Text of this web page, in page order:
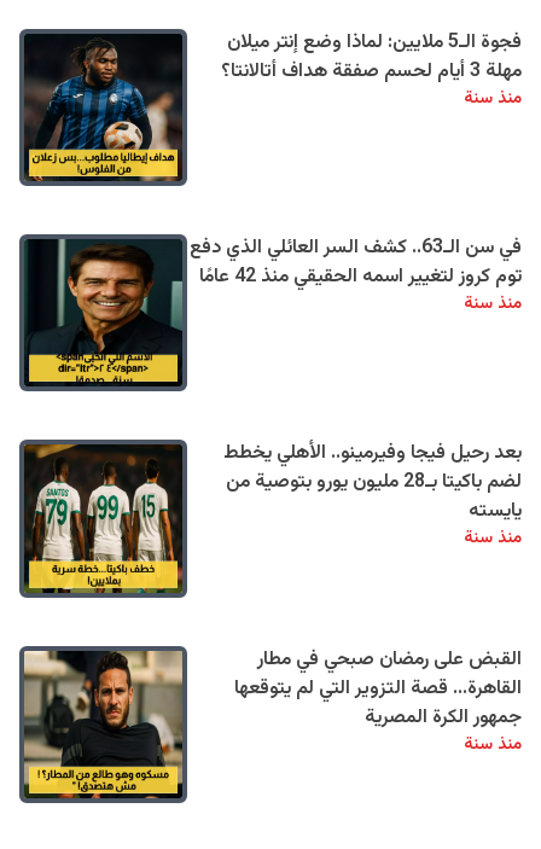
فجوة الـ5 ملايين: لماذا وضع إنتر ميلان
مهلة 3 أيام لحسم صفقة هداف أتالانتا؟
منذ سنة
في سن الـ63.. كشف السر العائلي الذي دفع
توم كروز لتغيير اسمه الحقيقي منذ 42 عامًا
منذ سنة
بعد رحيل فيجا وفيرمينو.. الأهلي يخطط
لضم باكيتا بـ28 مليون يورو بتوصية من
يايسته
منذ سنة
القبض على رمضان صبحي في مطار
القاهرة... قصة التزوير التي لم يتوقعها
جمهور الكرة المصرية
منذ سنة